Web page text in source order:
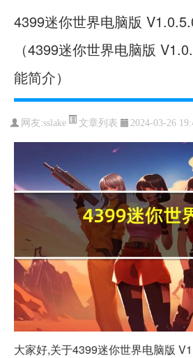
4399迷你世界电脑版
（4399迷你世界电脑版
能简介）
网友:sslake 文章列表 2024-03-26
大家好,关于4399迷你世界电脑版